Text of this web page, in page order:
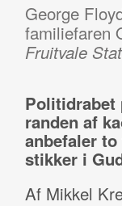
George
familiefaren
Fruitvale
Politidrabet
randen af
anbefaler
stikker i
Af Mikkel